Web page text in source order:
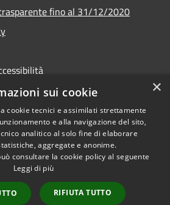
fino al 31/12/2020
Copyright © 2026 • Comune di
Teramo • Powered by
Municipium• Accesso
×
sui cookie
cookie tecnici e assimilati strettamente
e alla navigazione del sito,
analitico al solo fine di elaborare
aggregate e anonime.
consultare la cookie policy al seguente
Leggi di più
RIFIUTA TUTTO